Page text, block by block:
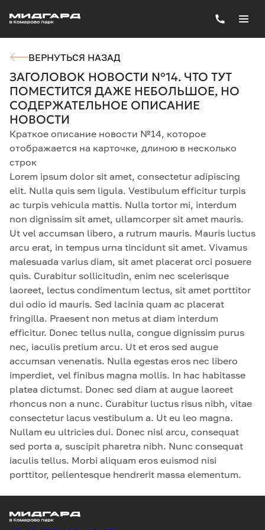
ВЕРНУТЬСЯ НАЗАД
ЗАГОЛОВОК НОВОСТИ №14. ЧТО ТУТ
ПОМЕСТИТСЯ ДАЖЕ НЕБОЛЬШОЕ, НО
СОДЕРЖАТЕЛЬНОЕ ОПИСАНИЕ
НОВОСТИ
Краткое описание новости №14, которое
отображается на карточке, длиною в несколько
строк
Lorem ipsum dolor sit amet, consectetur adipiscing
elit. Nulla quis sem ligula. Vestibulum efficitur turpis
ac turpis vehicula mattis. Nulla tortor mi, interdum
non dignissim sit amet, ullamcorper sit amet mauris.
Ut vel accumsan libero, a rutrum mauris. Mauris luctus
arcu erat, in tempus urna tincidunt sit amet. Vivamus
malesuada varius diam, sit amet placerat orci posuere
quis. Curabitur sollicitudin, enim nec scelerisque
laoreet, lectus condimentum lectus, sit amet porttitor
dui odio id mauris. Sed lacinia quam ac placerat
fringilla. Praesent non metus at diam interdum
efficitur. Donec tellus nulla, congue dignissim purus
nec, iaculis pretium arcu. Ut et eros sed augue
accumsan venenatis. Nulla egestas eros nec libero
imperdiet, vel finibus magna mollis. In hac habitasse
platea dictumst. Donec sed diam at augue laoreet
rhoncus non a nunc. Curabitur luctus risus nibh, vitae
consectetur lacus vestibulum a. Ut eu leo magna.
Nullam eu ultricies dui. Donec nisl arcu, consequat
sed porta a, suscipit pharetra nibh. Nunc consequat
iaculis tellus. Morbi aliquam eros euismod nisi
porttitor, pellentesque hendrerit massa elementum.